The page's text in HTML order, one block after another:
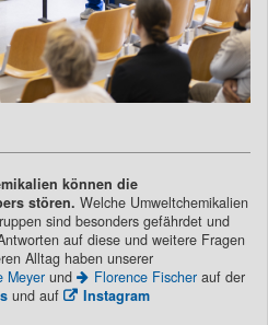
können die
stören. Welche Umweltchemikalien
sind besonders gefährdet und
auf diese und weitere Fragen
Alltag haben unserer
Meyer und Florence Fischer auf der
und auf
Instagram